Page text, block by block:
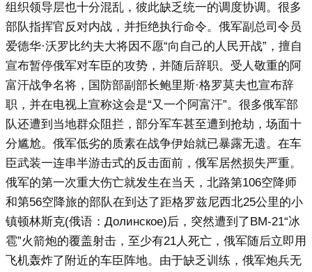
组织领导层也十分混乱，彼此缺乏统一的调度协调。很多
部队指挥官反对内战，并拒绝执行命令。俄军副总司令员
爱德华·沃罗比约夫大将因不愿“向自己的人民开战”，擅自
宣布暂停俄军对车臣的攻势，并随后辞职。受人敬重的阿
富汗战争名将，国防部副部长鲍里斯·格罗莫夫也宣布辞
职，并在电视上宣称这会是“又一个阿富汗”。很多俄军部
队还遭到当地群众阻拦，部分军车甚至遭到抢劫，场面十
分尴尬。俄军低劣的质素在战争伊始就已暴露无遗。在车
臣武装一连串半游击式的反击面前，俄军居然损失严重。
俄军的第一次重大伤亡就发生在当天，北路第106空降师
和第56空降旅的部队在到达了距格罗兹尼西北25公里的小
镇顿林斯克(俄语：Долинское)后，突然遭到了BM-21“冰
雹”火箭炮的覆盖射击，至少有21人死亡，俄军随后立即用
飞机轰炸了附近的车臣阵地。由于缺乏训练，俄军炮兵无